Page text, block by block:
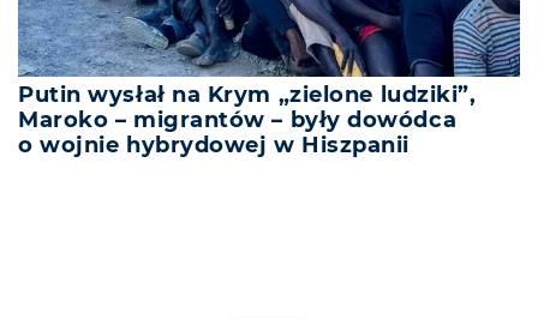
Putin wysłał na Krym „zielone ludziki”,
Maroko – migrantów – były dowódca
o wojnie hybrydowej w Hiszpanii